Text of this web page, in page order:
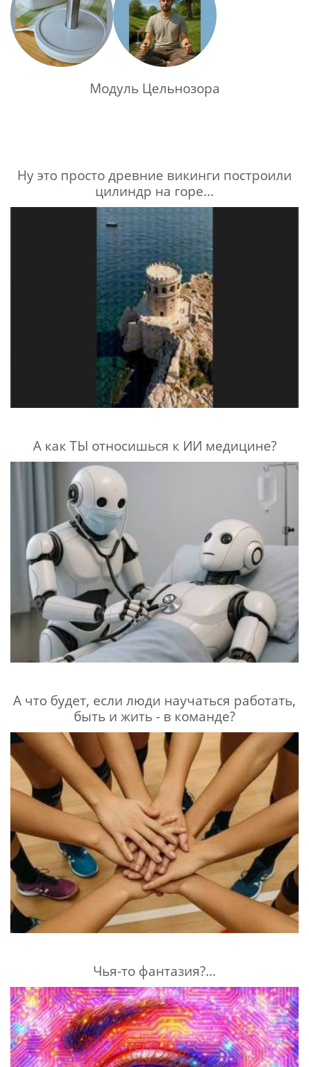
Модуль Цельнозора
Ну это просто древние викинги построили
цилиндр на горе...
А как ТЫ относишься к ИИ медицине?
А что будет, если люди научаться работать,
быть и жить - в команде?
Чья-то фантазия?...